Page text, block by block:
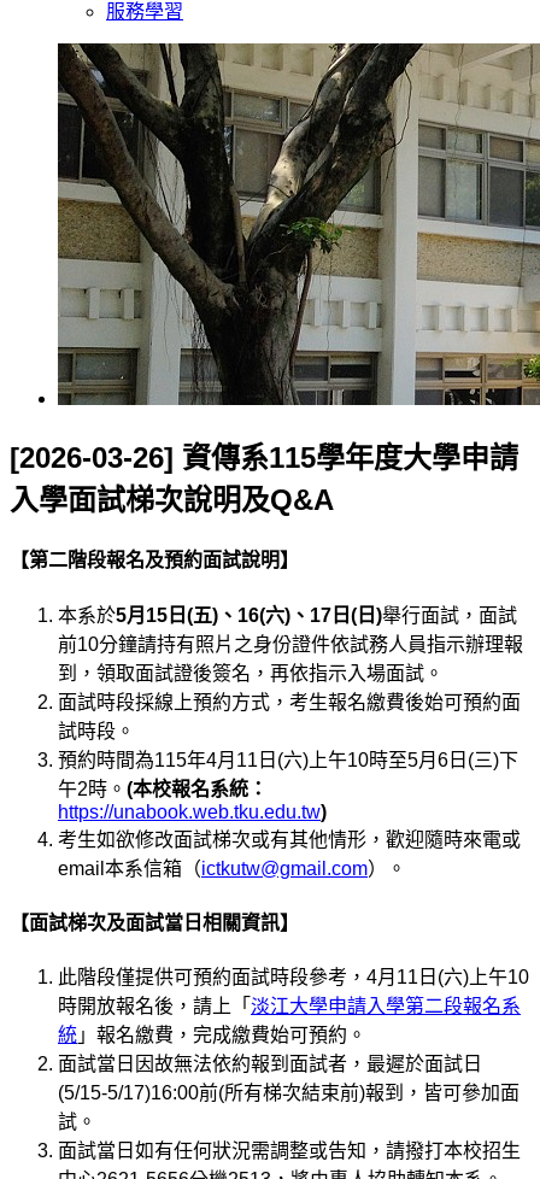
服務學習
[2026-03-26] 資傳系115學年度大學申請
入學面試梯次說明及Q&A
【第二階段報名及預約面試說明】
本系於5月 15 日(五)、16(六)、 17 日(日)舉行面試，面試
前10分鐘請持有照片之身份證件依試務人員指示辦理報
到，領取面試證後簽名，再依指示入場面試。
面試時段採線上預約方式，考生報名繳費後始可預約面
試時段。
預約時間為115年4月11日(六)上午10時至5月6日(三)下
午2時。 (本校報名系統：
https://unabook.web.tku.edu.tw)
考生如欲修改面試梯次或有其他情形，歡迎隨時來電或
email本系信箱（ictkutw@gmail.com）。
【面試梯次及面試當日相關資訊】
此階段僅提供可預約面試時段參考，4月11日(六)上午10
時開放報名後，請上「 淡江大學申請入學第二段報名系
統 」報名繳費，完成繳費始可預約。
面試當日因故無法依約報到面試者，最遲於面試日
(5/15-5/17)16:00前(所有梯次結束前)報到，皆可參加面
試。
面試當日如有任何狀況需調整或告知，請撥打本校招生